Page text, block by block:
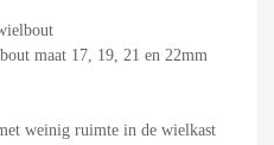
maat 17, 19, 21 en 22mm
weinig ruimte in de wielkast